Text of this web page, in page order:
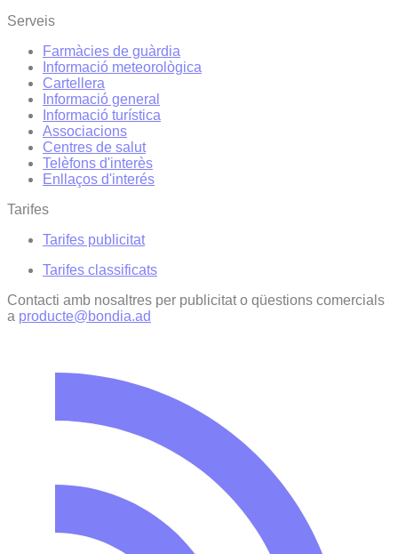
Serveis
Farmàcies de guàrdia
Informació meteorològica
Cartellera
Informació general
Informació turística
Associacions
Centres de salut
Telèfons d'interès
Enllaços d'interés
Tarifes
Tarifes publicitat
Tarifes classificats
Contacti amb nosaltres per publicitat o qüestions comercials
a producte@bondia.ad